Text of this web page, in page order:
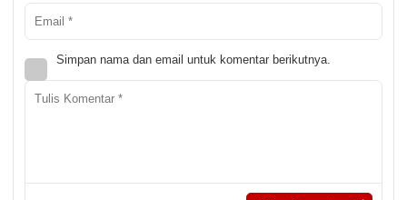
Simpan nama dan email untuk komentar berikutnya.